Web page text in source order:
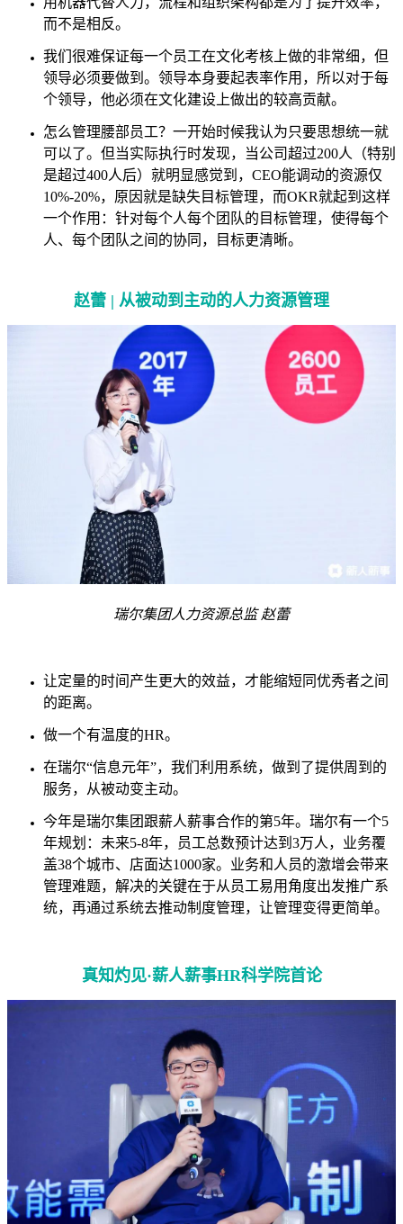
而不是相反。
我们很难保证每一个员工在文化考核上做的非常细，但
领导必须要做到。领导本身要起表率作用，所以对于每
个领导，他必须在文化建设上做出的较高贡献。
怎么管理腰部员工？一开始时候我认为只要思想统一就
可以了。但当实际执行时发现，当公司超过200人（特别
是超过400人后）就明显感觉到，CEO能调动的资源仅
10%-20%，原因就是缺失目标管理，而OKR就起到这样
一个作用：针对每个人每个团队的目标管理，使得每个
人、每个团队之间的协同，目标更清晰。
赵蕾 | 从被动到主动的人力资源管理
瑞尔集团人力资源总监 赵蕾
让定量的时间产生更大的效益，才能缩短同优秀者之间
的距离。
做一个有温度的HR。
在瑞尔“信息元年”，我们利用系统，做到了提供周到的
服务，从被动变主动。
今年是瑞尔集团跟薪人薪事合作的第5年。瑞尔有一个5
年规划：未来5-8年，员工总数预计达到3万人，业务覆
盖38个城市、店面达1000家。业务和人员的激增会带来
管理难题，解决的关键在于从员工易用角度出发推广系
统，再通过系统去推动制度管理，让管理变得更简单。
真知灼见·薪人薪事HR科学院首论